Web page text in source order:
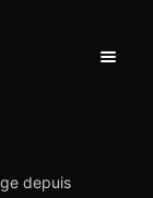
Toggle
depuis